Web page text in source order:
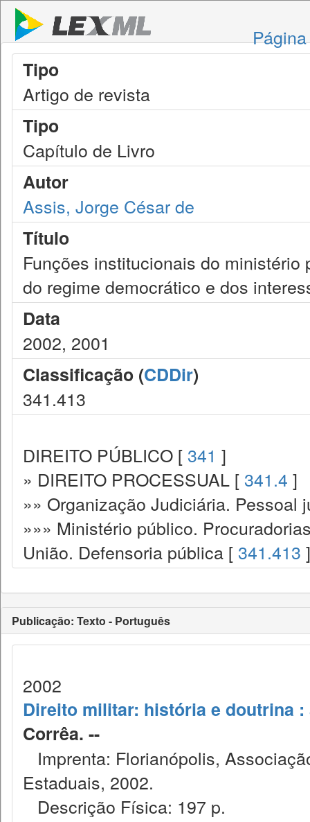
Tipo
Artigo de revista
Tipo
Capítulo de Livro
Autor
Assis, Jorge César de
Título
Funções institucionais do
do regime democrático e dos
Data
2002, 2001
Classificação (CDDir)
341.413
DIREITO PÚBLICO [ 341 ]
» DIREITO PROCESSUAL [ 341.4 ]
»» Organização Judiciária. Pessoal
»»» Ministério público.
União. Defensoria pública [ 341.413 ]
Publicação: Texto - Português
2002
Direito militar: história e doutrina
Corrêa. --
Imprenta: Florianópolis,
Estaduais, 2002.
Descrição Física: 197 p.